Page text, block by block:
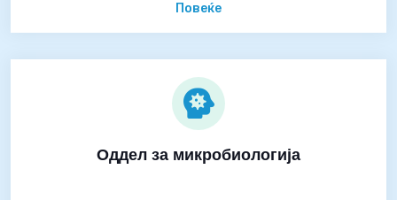
Повеќе
Оддел за микробиологија